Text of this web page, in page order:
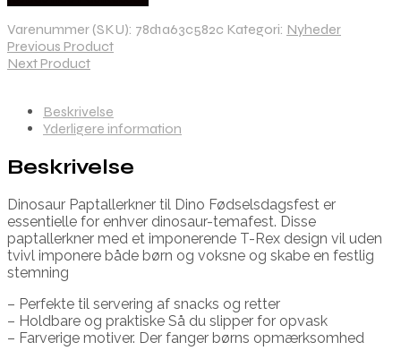
Varenummer (SKU): 78d1a63c582c Kategori: Nyheder
Previous Product
Next Product
Beskrivelse
Yderligere information
Beskrivelse
Dinosaur Paptallerkner til Dino Fødselsdagsfest er
essentielle for enhver dinosaur-temafest. Disse
paptallerkner med et imponerende T-Rex design vil uden
tvivl imponere både børn og voksne og skabe en festlig
stemning
– Perfekte til servering af snacks og retter
– Holdbare og praktiske Så du slipper for opvask
– Farverige motiver. Der fanger børns opmærksomhed